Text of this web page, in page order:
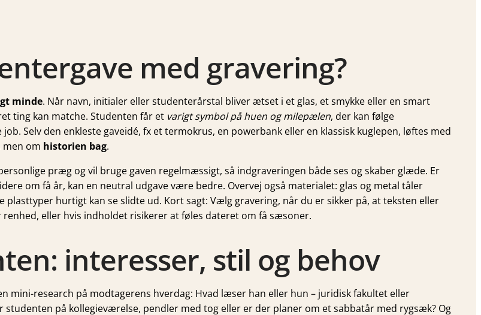
med gravering?
minde. Når navn, initialer eller studenterårstal bliver ætset i et glas, et smykke eller en smart
ting kan matche. Studenten får et varigt symbol på huen og milepælen, der kan følge
Selv den enkleste gaveidé, fx et termokrus, en powerbank eller en klassisk kuglepen, løftes med
men om historien bag.
præg og vil bruge gaven regelmæssigt, så indgraveringen både ses og skaber glæde. Er
om få år, kan en neutral udgave være bedre. Overvej også materialet: glas og metal tåler
hurtigt kan se slidte ud. Kort sagt: Vælg gravering, når du er sikker på, at teksten eller
eller hvis indholdet risikerer at føles dateret om få sæsoner.
interesser, stil og behov
mini-research på modtagerens hverdag: Hvad læser han eller hun – juridisk fakultet eller
studenten på kollegieværelse, pendler med tog eller er der planer om et sabbatår med rygsæk? Og